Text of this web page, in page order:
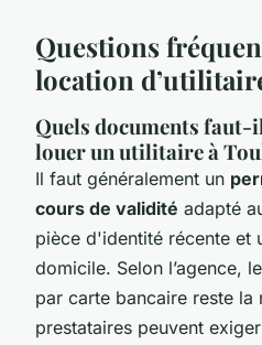
Questions
location
Quels documents
louer un utilitaire à
Il faut généralement un
cours de validité adapté
pièce d'identité récente et
domicile. Selon l’agence,
par carte bancaire reste la
prestataires peuvent